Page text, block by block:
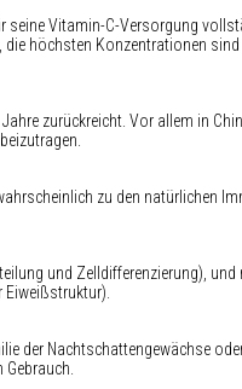
seine Vitamin-C-Versorgung
höchsten Konzentrationen sind
zurückreicht. Vor allem in
zu den natürlichen
und Zelldifferenzierung),
Eiweißstruktur).
der Nachtschattengewächse